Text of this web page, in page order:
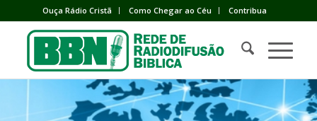
Ouça Rádio Cristã Como Chegar ao Céu Contribua